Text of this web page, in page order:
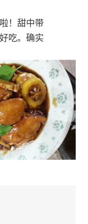
！甜中带
吃。确实